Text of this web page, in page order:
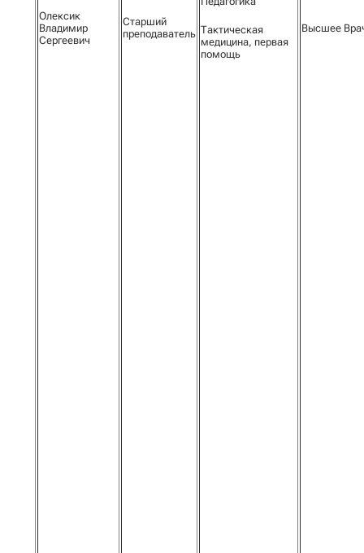
Олексик
Владимир
Сергеевич
Старший
преподаватель Тактическая
медицина, первая
помощь
Высшее